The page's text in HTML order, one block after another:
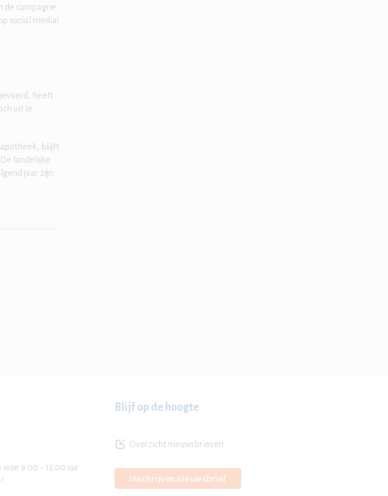
de campagne.
social media!
heeft
uit te
apotheek, blijft
landelijke
jaar zijn.
9.00 - 12.00 uur
Blijf op de hoogte
Overzicht nieuwsbrieven
Inschrijven nieuwsbrief